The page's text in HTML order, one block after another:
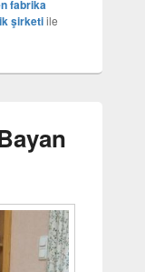
fabrika
şirketiile